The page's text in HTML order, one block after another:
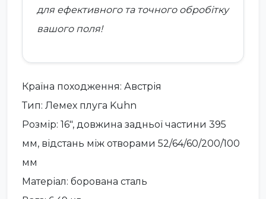
для ефективного та точного обробітку
вашого поля!
Країна походження: Австрія
Тип: Лемех плуга Kuhn
Розмір: 16", довжина задньої частини 395
мм, відстань між отворами 52/64/60/200/100
мм
Матеріал: борована сталь